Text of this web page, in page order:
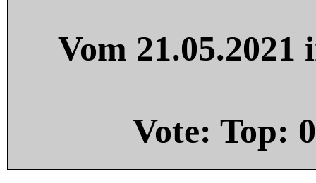
Vom
Vote: Top: 0